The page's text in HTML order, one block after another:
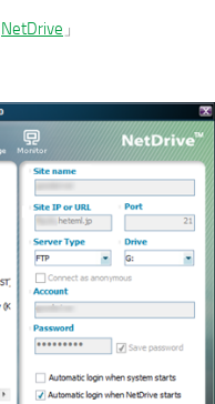
NetDrive 」